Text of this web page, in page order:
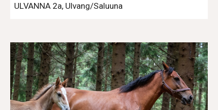
ULVANNA 2a, Ulvang/Saluuna